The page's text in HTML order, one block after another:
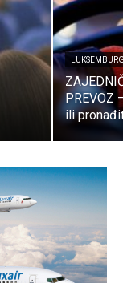
PREVOZ
ili